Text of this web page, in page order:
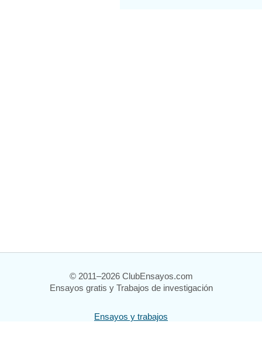
© 2011–2026 ClubEnsayos.com
Ensayos gratis y Trabajos de investigación
Ensayos y trabajos